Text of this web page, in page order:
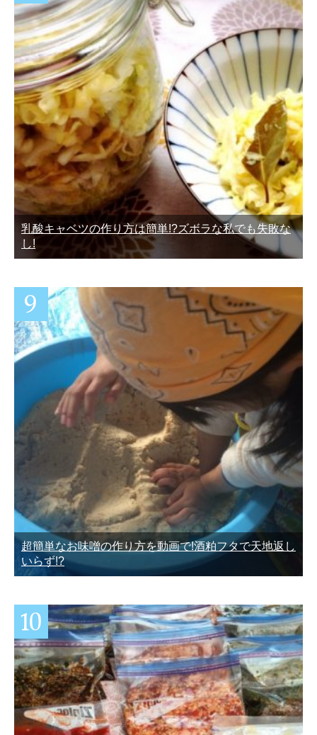
乳酸キャベツの作り方は簡単!?ズボラな私でも失敗な
し!
超簡単なお味噌の作り方を動画で!酒粕フタで天地返し
いらず!?